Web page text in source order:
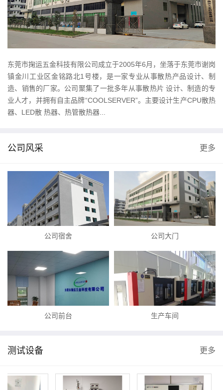
东莞市掬运五金科技有限公司成立于2005年6月，坐落于东莞市谢岗
镇金川工业区金铭路北1号楼，是一家专业从事散热产品设计、制
造、销售的厂家。公司聚集了一批多年从事散热片 设计、制造的专
业人才，并拥有自主品牌“COOLSERVER”。主要设计生产CPU散热
器、LED散 热器、热管散热器...
公司风采 更多
公司宿舍 公司大门
公司前台 生产车间
测试设备 更多